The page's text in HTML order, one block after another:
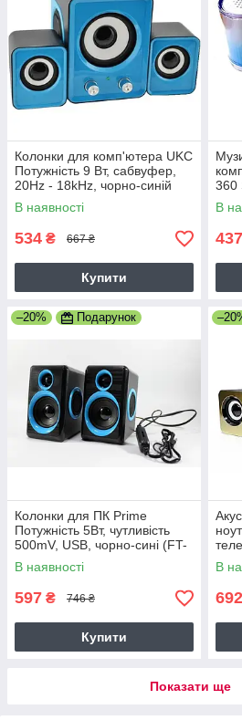
Колонки для комп'ютера UKC
Потужність 9 Вт, сабвуфер,
20Hz - 18kHz, чорно-синій
(FT 202 7961)
В наявності
534 ₴ 667 ₴
Купити
360
В
437
–20% Подарунок
Колонки для ПК Prime
Потужність 5Вт, чутливість
500mV, USB, чорно-сині (FT-
165 9690)
В наявності
597 ₴ 746 ₴
Купити
Вт,
В
692
Показати ще